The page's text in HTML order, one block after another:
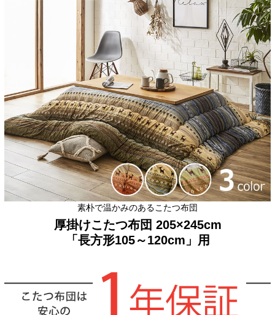
素朴で温かみのあるこたつ布団
厚掛けこたつ布団 205×245cm
「長方形105～120cm」用